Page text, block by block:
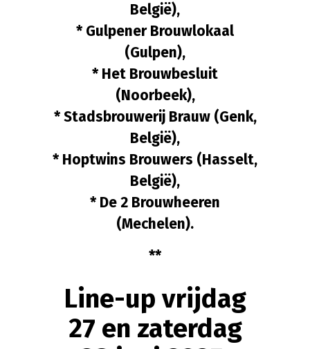
België),
* Gulpener Brouwlokaal
(Gulpen),
* Het Brouwbesluit
(Noorbeek),
* Stadsbrouwerij Brauw (Genk,
België),
* Hoptwins Brouwers (Hasselt,
België),
* De 2 Brouwheeren
(Mechelen).
**
Line-up vrijdag
27 en zaterdag